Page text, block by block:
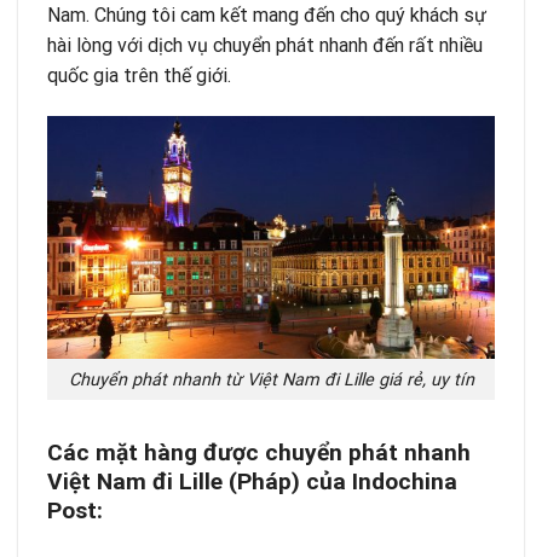
Nam. Chúng tôi cam kết mang đến cho quý khách sự
hài lòng với dịch vụ chuyển phát nhanh đến rất nhiều
quốc gia trên thế giới.
Chuyển phát nhanh từ Việt Nam đi Lille giá rẻ, uy tín
Các mặt hàng được chuyển phát nhanh
Việt Nam đi Lille (Pháp) của Indochina
Post: